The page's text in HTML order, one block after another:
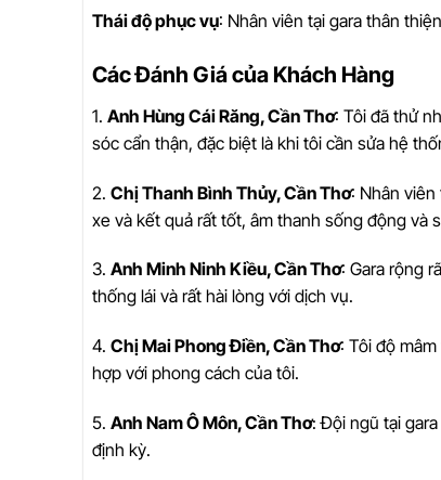
Thái độ phục vụ: Nhân viên tại gara thân
Các Đánh Giá của Khách Hàng
1. Anh Hùng Cái Răng, Cần Thơ: Tôi đã thử
sóc cẩn thận, đặc biệt là khi tôi cần sửa hệ
2. Chị Thanh Bình Thủy, Cần Thơ: Nhân
xe và kết quả rất tốt, âm thanh sống động và
3. Anh Minh Ninh Kiều, Cần Thơ: Gara rộng
thống lái và rất hài lòng với dịch vụ.
4. Chị Mai Phong Điền, Cần Thơ: Tôi độ
hợp với phong cách của tôi.
5. Anh Nam Ô Môn, Cần Thơ: Đội ngũ tại
định kỳ.